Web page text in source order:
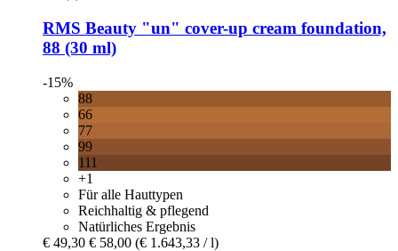
RMS Beauty "un" cover-​up cream foundation,
88 (30 ml)
-15%
88
66
77
99
111
+1
Für alle Hauttypen
Reichhaltig & pflegend
Natürliches Ergebnis
€ 49,30 € 58,00 (€ 1.643,33 / l)